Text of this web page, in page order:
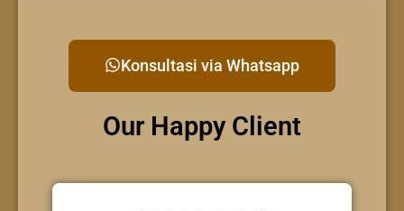
Konsultasi via Whatsapp
Our Happy Client